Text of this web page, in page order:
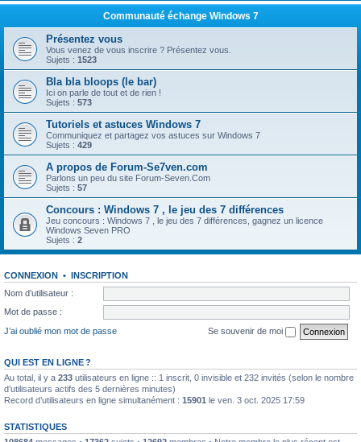
Communauté échange Windows 7
Présentez vous
Vous venez de vous inscrire ? Présentez vous.
Sujets : 1523
Bla bla bloops (le bar)
Ici on parle de tout et de rien !
Sujets : 573
Tutoriels et astuces Windows 7
Communiquez et partagez vos astuces sur Windows 7
Sujets : 429
A propos de Forum-Se7ven.com
Parlons un peu du site Forum-Seven.Com
Sujets : 57
Concours : Windows 7 , le jeu des 7 différences
Jeu concours : Windows 7 , le jeu des 7 différences, gagnez un licence
Windows Seven PRO
Sujets : 2
CONNEXION • INSCRIPTION
Nom d’utilisateur :
Mot de passe :
J’ai oublié mon mot de passe
Se souvenir de moi
QUI EST EN LIGNE ?
Au total, il y a 233 utilisateurs en ligne :: 1 inscrit, 0 invisible et 232 invités (selon le nombre
d’utilisateurs actifs des 5 dernières minutes)
Record d’utilisateurs en ligne simultanément : 15901 le ven. 3 oct. 2025 17:59
STATISTIQUES